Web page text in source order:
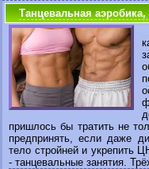
Танцевальная
пришлось бы тратить не
предпринять, если даже
тело стройней и укрепить
- танцевальные занятия.